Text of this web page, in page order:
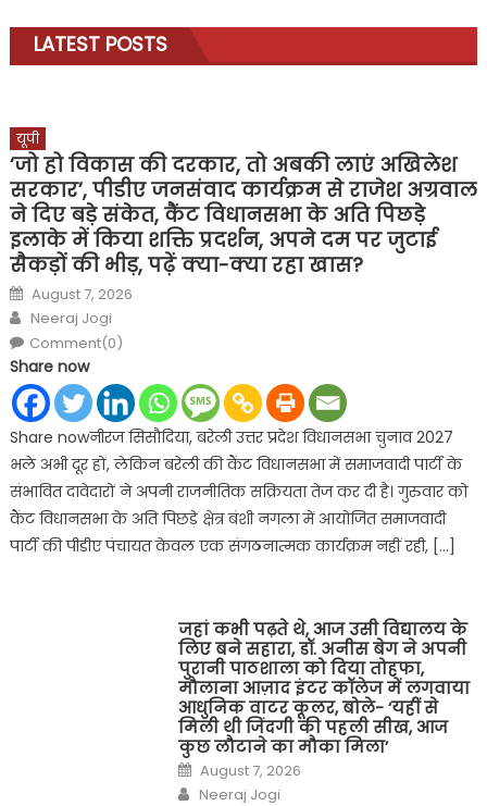
LATEST POSTS
यूपी
‘जो हो विकास की दरकार, तो अबकी लाएं अखिलेश
सरकार’, पीडीए जनसंवाद कार्यक्रम से राजेश अग्रवाल
ने दिए बड़े संकेत, कैंट विधानसभा के अति पिछड़े
इलाके में किया शक्ति प्रदर्शन, अपने दम पर जुटाई
सैकड़ों की भीड़, पढ़ें क्या-क्या रहा खास?
Posted
on
August 7, 2026
Author
Neeraj Jogi
Comment(0)
Share now
Share nowनीरज सिसौदिया, बरेली उत्तर प्रदेश विधानसभा चुनाव 2027
भले अभी दूर हों, लेकिन बरेली की कैंट विधानसभा में समाजवादी पार्टी के
संभावित दावेदारों ने अपनी राजनीतिक सक्रियता तेज कर दी है। गुरुवार को
कैंट विधानसभा के अति पिछड़े क्षेत्र बंशी नगला में आयोजित समाजवादी
पार्टी की पीडीए पंचायत केवल एक संगठनात्मक कार्यक्रम नहीं रही, […]
जहां कभी पढ़ते थे, आज उसी विद्यालय के
लिए बने सहारा, डॉ. अनीस बेग ने अपनी
पुरानी पाठशाला को दिया तोहफा,
मौलाना आज़ाद इंटर कॉलेज में लगवाया
आधुनिक वाटर कूलर, बोले- ‘यहीं से
मिली थी जिंदगी की पहली सीख, आज
कुछ लौटाने का मौका मिला’
Posted
on
August 7, 2026
Author
Neeraj Jogi